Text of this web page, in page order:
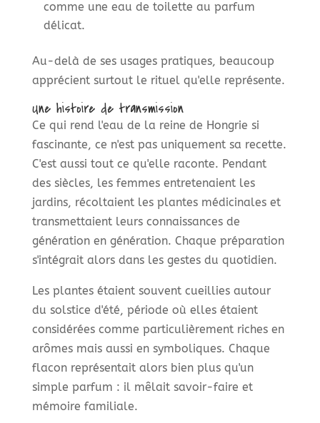
comme une eau de toilette au parfum
délicat.
Au-delà de ses usages pratiques, beaucoup
apprécient surtout le rituel qu'elle représente.
Une histoire de transmission
Ce qui rend l'eau de la reine de Hongrie si
fascinante, ce n'est pas uniquement sa recette.
C'est aussi tout ce qu'elle raconte. Pendant
des siècles, les femmes entretenaient les
jardins, récoltaient les plantes médicinales et
transmettaient leurs connaissances de
génération en génération. Chaque préparation
s'intégrait alors dans les gestes du quotidien.
Les plantes étaient souvent cueillies autour
du solstice d'été, période où elles étaient
considérées comme particulièrement riches en
arômes mais aussi en symboliques. Chaque
flacon représentait alors bien plus qu'un
simple parfum : il mêlait savoir-faire et
mémoire familiale.